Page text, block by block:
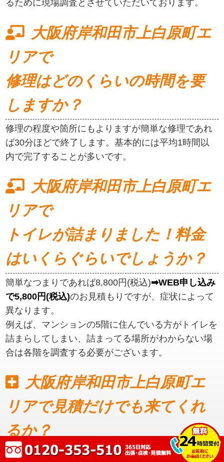
るために現場調査とさせていただいております。
大阪府岸和田市上白原町エ
リアで
修理はどのくらいの時間を要
しますか？
修理の程度や箇所にもよりますが簡単な修理であれ
ば30分ほどで終了します。基本的には平均1時間以
内で完了することが多いです。
大阪府岸和田市上白原町エ
リアで
トイレが詰まりました！料金
はいくらぐらいでしょうか？
簡単なつまりであれば8,800円(税込)➡WEB申し込み
で5,800円(税込)のお見積もりですが、症状によって
異なります。
例えば、マンションの5階に住んでいる方がトイレを
詰まらしてしまい、詰まってる場所がわからない場
合は各階を調査する必要がございます。
大阪府岸和田市上白原町エ
リアで見積だけでも来てくれ
るか？
見積もりだけでも可能です。